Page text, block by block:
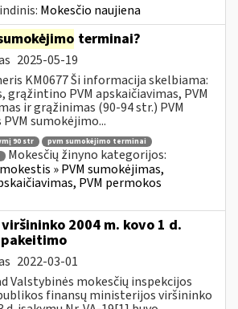
Mokesčio naujiena
terminai?
2025-05-19
KM0677 Ši informacija skelbiama:
grąžintino PVM apskaičiavimas, PVM
ir grąžinimas (90-94 str.) PVM
sumokėjimo...
90 str
pvm sumokėjimo terminai
Mokesčių žinyno kategorijos:
» PVM sumokėjimas,
PVM permokos
viršininko 2004 m. kovo 1 d.
pakeitimo
2022-03-01
Valstybinės mokesčių inspekcijos
finansų ministerijos viršininko